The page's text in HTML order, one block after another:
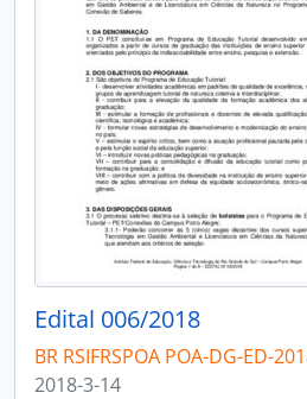
Edital 006/2018
BR RSIFRSPOA POA-DG-ED-
2018-3-14